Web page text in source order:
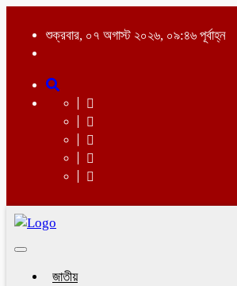
শুক্রবার, ০৭ অগাস্ট ২০২৬, ০৯:৪৬ পূর্বাহ্ন
Toggle
জাতীয়